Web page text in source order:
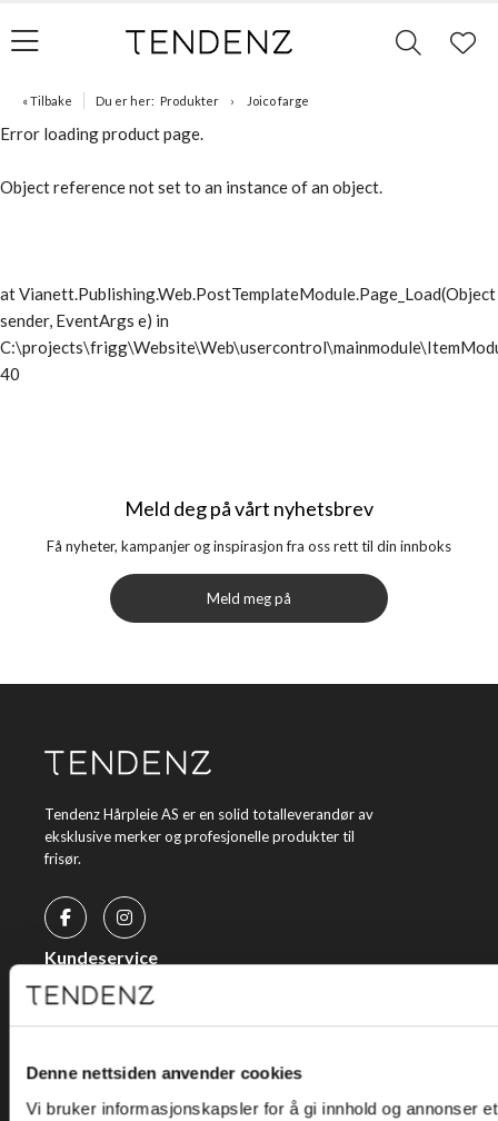
Denne nettsiden anvender cookies
Vi bruker informasjonskapsler for å gi innhold og annonser
« Tilbake Du er her: Produkter Joico farge
Error loading product page.
Object reference not set to an instance of an object.
at Vianett.Publishing.Web.PostTemplateModule.Page_Load(Object
sender, EventArgs e) in
40
Meld deg på vårt nyhetsbrev
Få nyheter, kampanjer og inspirasjon fra oss rett til din innboks
Meld meg på
Tendenz Hårpleie AS er en solid totalleverandør av
eksklusive merker og profesjonelle produkter til
frisør.
Kundeservice
Kjøpsvilkår
Personvern
Holtegata 26, 0355 Oslo